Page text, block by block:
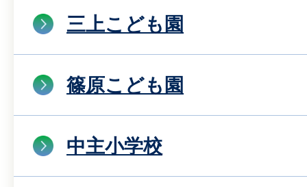
三上こども園
篠原こども園
中主小学校